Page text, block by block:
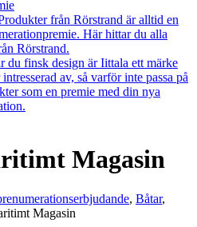
från Rörstrand är alltid en
Här hittar du alla
Rörstrand.
du finsk design är Iittala ett märke
av, så varför inte passa på
som en premie med din nya
Magasin
, Båtar,
Magasin